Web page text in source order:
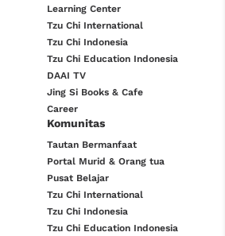
Learning Center
Tzu Chi International
Tzu Chi Indonesia
Tzu Chi Education Indonesia
DAAI TV
Jing Si Books & Cafe
Career
Komunitas
Tautan Bermanfaat
Portal Murid & Orang tua
Pusat Belajar
Tzu Chi International
Tzu Chi Indonesia
Tzu Chi Education Indonesia